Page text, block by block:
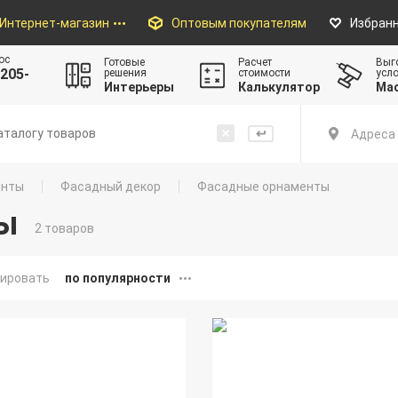
Интернет-магазин Оптовым покупателям
205-
Готовые
решения
Интерьеры
Расчет
стоимости
Калькулятор
Адреса
Фасадный декор Фасадные орнаменты
2 товаров
по популярности